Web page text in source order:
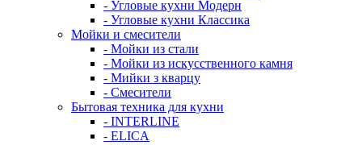
- Угловые кухни Модерн
- Угловые кухни Классика
Мойки и смесители
- Мойки из стали
- Мойки из искусственного камня
- Мийки з кварцу
- Смесители
Бытовая техника для кухни
- INTERLINE
- ELICA